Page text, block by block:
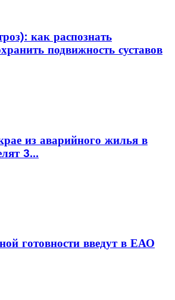
как распознать
подвижность суставов
из аварийного жилья в
3...
готовности введут в ЕАО